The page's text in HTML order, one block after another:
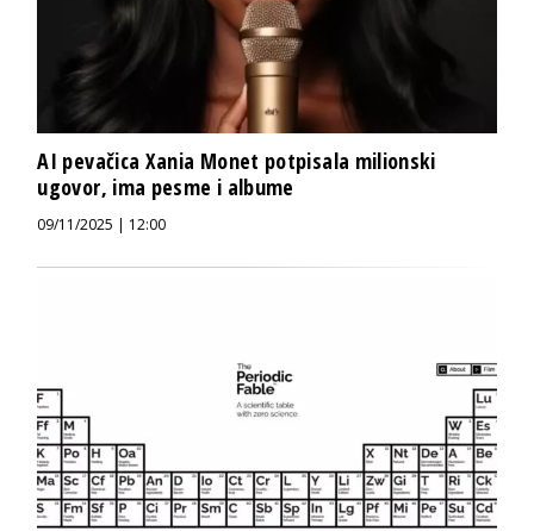
AI pevačica Xania Monet potpisala milionski
ugovor, ima pesme i albume
09/11/2025 | 12:00